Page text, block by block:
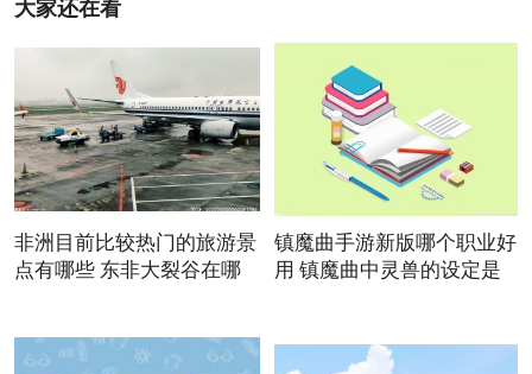
大家还在看
非洲目前比较热门的旅游景
点有哪些 东非大裂谷在哪
镇魔曲手游新版哪个职业好
用 镇魔曲中灵兽的设定是